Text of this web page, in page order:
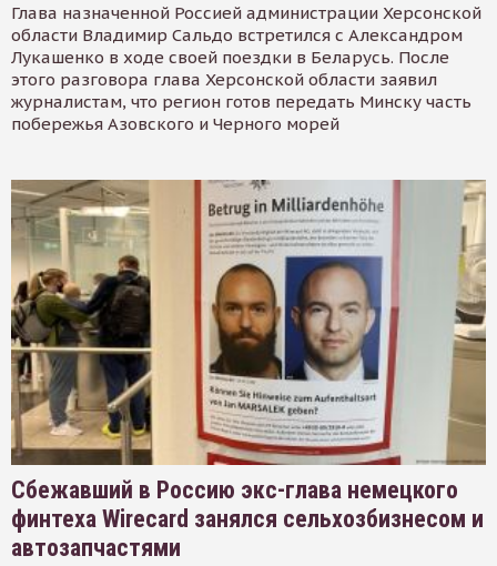
Глава назначенной Россией администрации Херсонской
области Владимир Сальдо встретился с Александром
Лукашенко в ходе своей поездки в Беларусь. После
этого разговора глава Херсонской области заявил
журналистам, что регион готов передать Минску часть
побережья Азовского и Черного морей
Сбежавший в Россию экс-глава немецкого
финтеха Wirecard занялся сельхозбизнесом и
автозапчастями